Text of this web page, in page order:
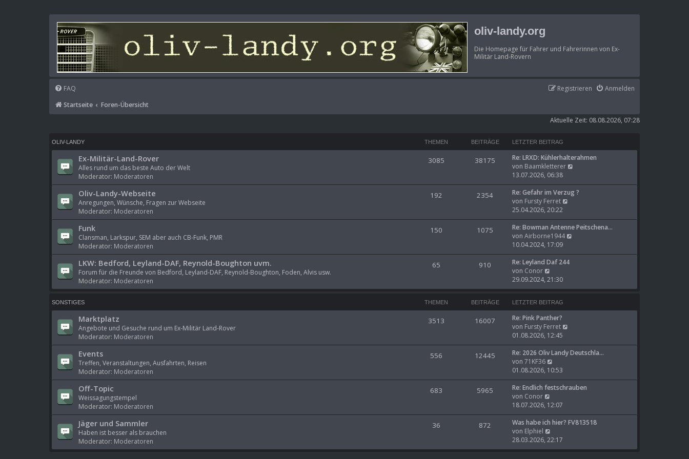
oliv-landy.org
Die Homepage für Fahrer und Fahrerinnen von Ex-
Militär Land-Rovern
FAQ Anmelden
Registrieren
Startseite
Foren-Übersicht
Aktuelle Zeit: 08.08.2026, 07:28
OLIV-LANDY THEMEN BEITRÄGE LETZTER BEITRAG
Ex-Militär-Land-Rover
Alles rund um das beste Auto der Welt
Moderator: Moderatoren
3085 38175
Re: LRXD: Kühlerhalterahmen
von Baamkletterer
u
e
e
r
i
g
13.07.2026, 06:38
Oliv-Landy-Webseite
Anregungen, Wünsche, Fragen zur Webseite
Moderator: Moderatoren
192 2354
Re: Gefahr im Verzug ?
von Fursty Ferret
u
e
s
e
r
i
25.04.2026, 20:22
Funk
Clansman, Larkspur, SEM aber auch CB-Funk, PMR
Moderator: Moderatoren
150 1075
Re: Bowman Antenne Peitschena…
von Airborne1944
u
e
a
g
10.04.2024, 17:09
LKW: Bedford, Leyland-DAF, Reynold-Boughton uvm.
Forum für die Freunde von Bedford, Leyland-DAF, Reynold-Boughton, Foden, Alvis usw.
Moderator: Moderatoren
65 910
Re: Leyland Daf 244
von Conor
e
u
s
t
e
r
B
e
i
t
r
g
29.09.2024, 21:30
SONSTIGES THEMEN BEITRÄGE LETZTER BEITRAG
Marktplatz
Angebote und Gesuche rund um Ex-Militär Land-Rover
Moderator: Moderatoren
3513 16007
Re: Pink Panther?
von Fursty Ferret
u
e
e
r
i
t
g
01.08.2026, 12:45
Events
Treffen, Veranstaltungen, Ausfahrten, Reisen
Moderator: Moderatoren
556 12445
Re: 2026 Oliv Landy Deutschla…
von 71KF36
e
u
e
t
e
r
e
i
01.08.2026, 10:53
Off-Topic
Weissagungstempel
Moderator: Moderatoren
683 5965
Re: Endlich festschrauben
von Conor
e
u
e
t
e
18.07.2026, 12:07
Jäger und Sammler
Haben ist besser als brauchen
Moderator: Moderatoren
36 872
Was habe ich hier? FV813518
von Elphiel
e
u
28.03.2026, 22:17